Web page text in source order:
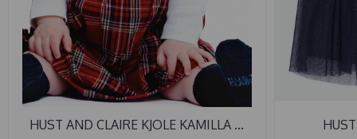
HUST AND CLAIRE KJOLE KAMILLA ...